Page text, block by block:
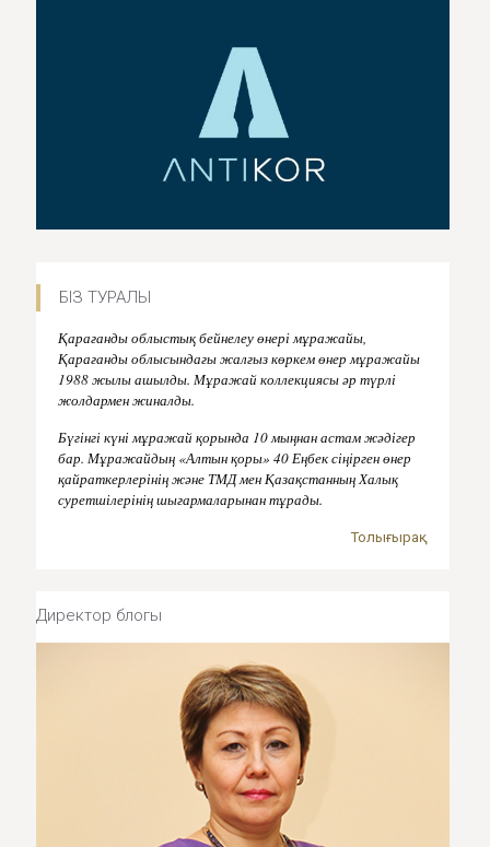
БІЗ ТУРАЛЫ
Қарағанды облыстық бейнелеу өнері мұражайы,
Қарағанды облысындағы жалғыз көркем өнер мұражайы
1988 жылы ашылды. Мұражай коллекциясы әр түрлі
жолдармен жиналды.
Бүгінгі күні мұражай қорында 10 мыңнан астам жәдігер
бар. Мұражайдың «Алтын қоры» 40 Еңбек сіңірген өнер
қайраткерлерінің және ТМД мен Қазақстанның Халық
суретшілерінің шығармаларынан тұрады.
Толығырақ
Директор блогы